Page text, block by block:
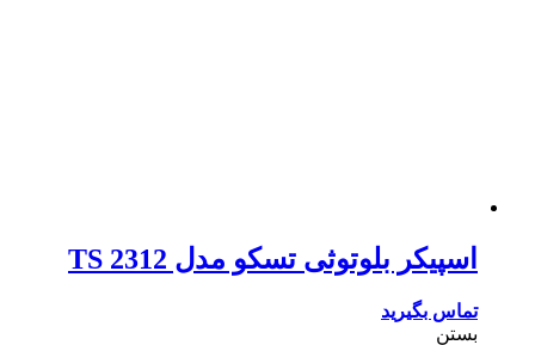
اسپیکر بلوتوثی تسکو مدل TS 2312
تماس بگیرید
بستن